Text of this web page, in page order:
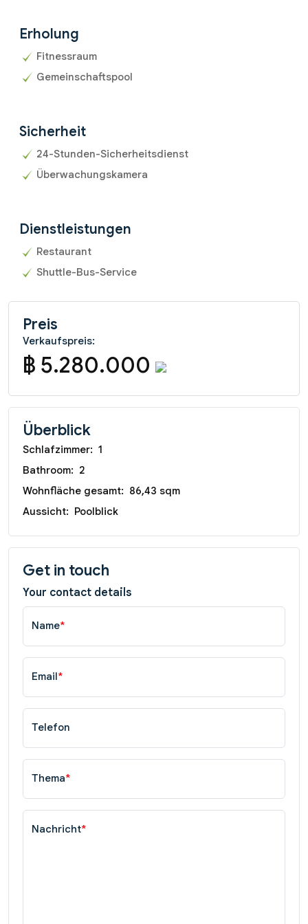
Erholung
Fitnessraum
Gemeinschaftspool
Sicherheit
24-Stunden-Sicherheitsdienst
Überwachungskamera
Dienstleistungen
Restaurant
Shuttle-Bus-Service
Preis
Verkaufspreis:
฿ 5.280.000
Überblick
Schlafzimmer: 1
Bathroom: 2
Wohnfläche gesamt: 86,43 sqm
Aussicht: Poolblick
Get in touch
Your contact details
Name*
Email*
Telefon
Thema*
Nachricht*